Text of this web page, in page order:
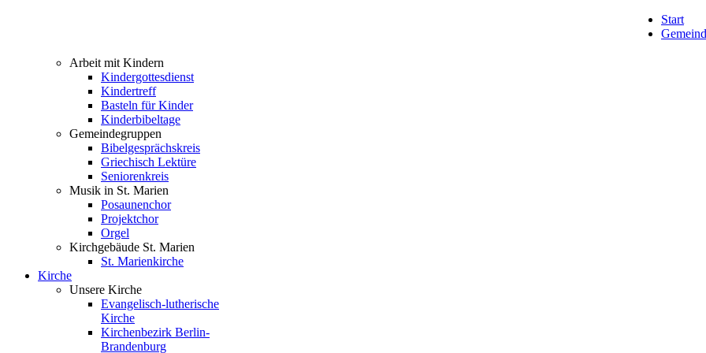
Start
Arbeit mit Kindern
Kindergottesdienst
Kindertreff
Basteln für Kinder
Kinderbibeltage
Gemeindegruppen
Bibelgesprächskreis
Griechisch Lektüre
Seniorenkreis
Musik in St. Marien
Posaunenchor
Projektchor
Orgel
Kirchgebäude St. Marien
St. Marienkirche
Kirche
Unsere Kirche
Evangelisch-lutherische
Kirche
Kirchenbezirk Berlin-
Brandenburg